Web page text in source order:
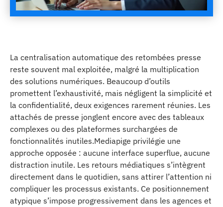
La centralisation automatique des retombées presse
reste souvent mal exploitée, malgré la multiplication
des solutions numériques. Beaucoup d’outils
promettent l’exhaustivité, mais négligent la simplicité et
la confidentialité, deux exigences rarement réunies. Les
attachés de presse jonglent encore avec des tableaux
complexes ou des plateformes surchargées de
fonctionnalités inutiles.Mediapige privilégie une
approche opposée : aucune interface superflue, aucune
distraction inutile. Les retours médiatiques s’intègrent
directement dans le quotidien, sans attirer l’attention ni
compliquer les processus existants. Ce positionnement
atypique s’impose progressivement dans les agences et